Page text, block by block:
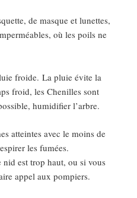
de masque et lunettes,
où les poils ne
froide. La pluie évite la
froid, les Chenilles sont
humidifier l’arbre.
atteintes avec le moins de
les fumées.
nid est trop haut, ou si vous
appel aux pompiers.